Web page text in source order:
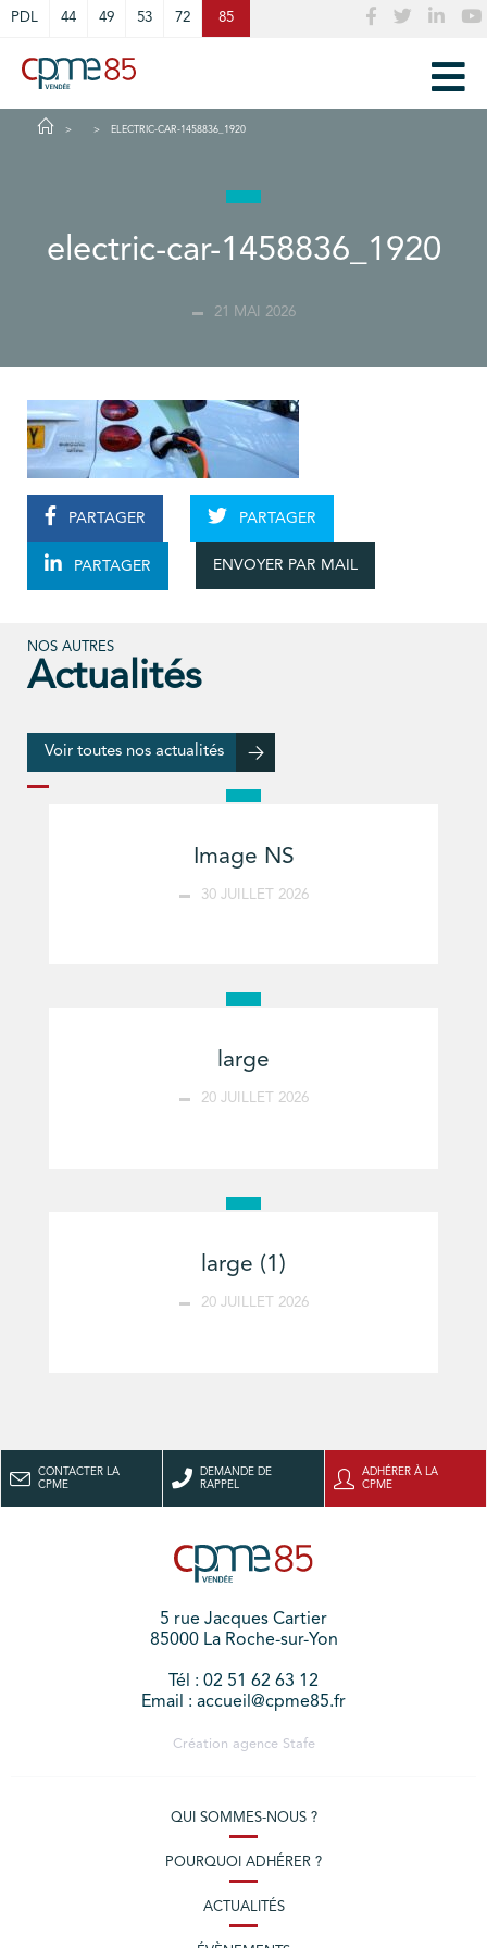
PDL 44 49 53 72 85
ELECTRIC-CAR-1458836_1920
electric-car-1458836_1920
21 MAI 2026
PARTAGER PARTAGER
PARTAGER ENVOYER PAR MAIL
NOS AUTRES
Actualités
Voir toutes nos actualités
Image NS
30 JUILLET 2026
large
20 JUILLET 2026
large (1)
20 JUILLET 2026
CONTACTER LA
CPME
DEMANDE DE
RAPPEL
ADHÉRER À LA
CPME
5 rue Jacques Cartier
85000 La Roche-sur-Yon
Tél : 02 51 62 63 12
Email : accueil@cpme85.fr
Création agence Stafe
QUI SOMMES-NOUS ?
POURQUOI ADHÉRER ?
ACTUALITÉS
Cookies management panel